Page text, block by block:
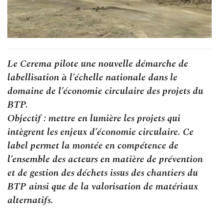
Le Cerema pilote une nouvelle démarche de
labellisation à l’échelle nationale dans le
domaine de l’économie circulaire des projets du
BTP.
Objectif : mettre en lumière les projets qui
intègrent les enjeux d’économie circulaire. Ce
label permet la montée en compétence de
l’ensemble des acteurs en matière de prévention
et de gestion des déchets issus des chantiers du
BTP ainsi que de la valorisation de matériaux
alternatifs.